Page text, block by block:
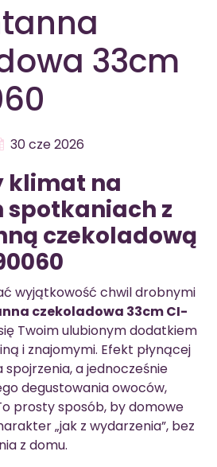
33cm
30 cze 2026
klimat na
spotkaniach z
czekoladową
wyjątkowość chwil drobnymi
czekoladowa 33cm CI-
Twoim ulubionym dodatkiem
i znajomymi. Efekt płynącej
a jednocześnie
degustowania owoców,
prosty sposób, by domowe
„jak z wydarzenia”, bez
z domu.